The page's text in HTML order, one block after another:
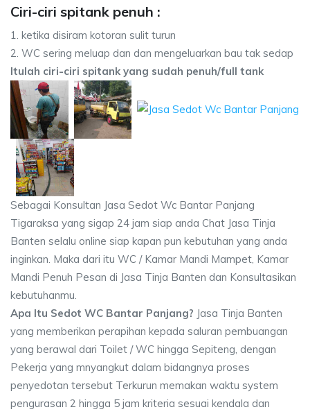
Ciri-ciri spitank penuh :
1. ketika disiram kotoran sulit turun
2. WC sering meluap dan dan mengeluarkan bau tak sedap
Itulah ciri-ciri spitank yang sudah penuh/full tank
Sebagai Konsultan Jasa Sedot Wc Bantar Panjang
Tigaraksa yang sigap 24 jam siap anda Chat Jasa Tinja
Banten selalu online siap kapan pun kebutuhan yang anda
inginkan. Maka dari itu WC / Kamar Mandi Mampet, Kamar
Mandi Penuh Pesan di Jasa Tinja Banten dan Konsultasikan
kebutuhanmu.
Apa Itu Sedot WC Bantar Panjang? Jasa Tinja Banten
yang memberikan perapihan kepada saluran pembuangan
yang berawal dari Toilet / WC hingga Sepiteng, dengan
Pekerja yang mnyangkut dalam bidangnya proses
penyedotan tersebut Terkurun memakan waktu system
pengurasan 2 hingga 5 jam kriteria sesuai kendala dan